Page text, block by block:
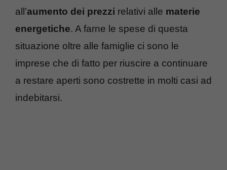
all’aumento dei prezzi relativi alle materie
energetiche. A farne le spese di questa
situazione oltre alle famiglie ci sono le
imprese che di fatto per riuscire a continuare
a restare aperti sono costrette in molti casi ad
indebitarsi.